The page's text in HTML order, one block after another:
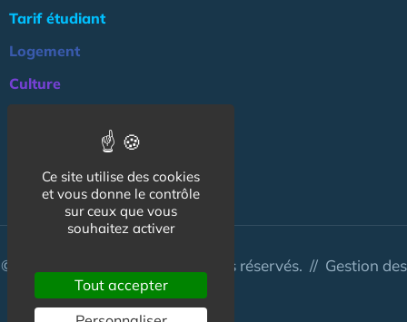
Tarif étudiant
Logement
Culture
NOS AUTRES SITES :
© CapCampus 2026 - Tous droits réservés. // Gestion des
Ce site utilise des cookies
et vous donne le contrôle
sur ceux que vous
souhaitez activer
Tout accepter